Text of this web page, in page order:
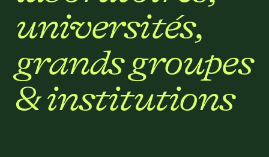
universités,
grandsgroupes
& institutions